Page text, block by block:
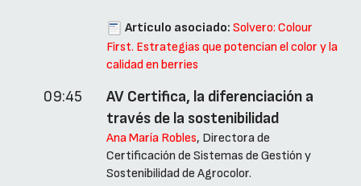
Artículo asociado: Solvero: Colour
First. Estrategias que potencian el color y la
calidad en berries
09:45
AV Certifica, la diferenciación a
través de la sostenibilidad
Ana María Robles, Directora de
Certificación de Sistemas de Gestión y
Sostenibilidad de Agrocolor.